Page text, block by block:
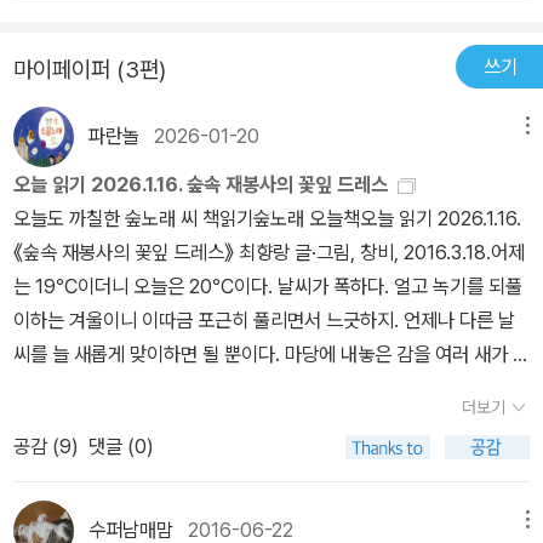
ㄹㄴ《숲속 재봉사의 꽃잎 드레스》(최향랑, 창비, 2016)옷 만들기를
아주 좋아하는 재봉사가 살았어요→ 옷짓기를 즐기는 바늘잡이가 살
아요→ 옷짓기를 사랑하는 바늘꾼이 살아요→ 늘 옷을 짓는 바늘지기
가 살아요→ 노상 옷을 짓는 바늘바치가 살아요1쪽무슨 색깔 옷을 입
을까→ 무슨 빛깔 옷을 입을까3쪽깔깔깔 웃음이 나게 해→ 깔깔깔 웃
음이 나8쪽초록색 옷을 입으면→ 푸른옷을 입으면→ 풀빛옷을 입으
면10쪽갈색 옷을 입으면 멋쟁이가 된 기분이 들어→ 흙빛 옷을 입으
면 멋쟁이라고 느껴→ 나무빛 옷을 입으면 멋쟁이 같아→ 도토리빛
옷을 입으면 멋징이인 듯해14쪽분홍색 옷을 입으니까 어디선가 좋은
냄새가 나는 것 같은데→ 배롱빛 옷을 입으니까 어디서 향긋 냄새가
8쪽매일매일 입고 싶은 옷이 달라져→ 날마다 입고 싶은 옷이 달라→
입고 싶은 옷이 늘 바뀌어21쪽글 : 숲노래·파란놀(최종규). 낱말책을
쓴다. 《풀꽃나무 들숲노래 동시 따라쓰기》, 《새로 쓰는 말밑 꾸러미
사전》, 《미래세대를 위한 우리말과 문해력》, 《들꽃내음 따라 걷다가
마이페이퍼 (3편) 쓰기
파란놀 2026-01-20
오늘 읽기 2026.1.16. 숲속 재봉사의 꽃잎 드레스
오늘도 까칠한 숲노래 씨 책읽기숲노래 오늘책오늘 읽기 2026.1.16.
《숲속 재봉사의 꽃잎 드레스》 최향랑 글·그림, 창비, 2016.3.18.어제
는 19℃이더니 오늘은 20℃이다. 날씨가 폭하다. 얼고 녹기를 되풀
이하는 겨울이니 이따금 포근히 풀리면서 느긋하지. 언제나 다른 날
씨를 늘 새롭게 맞이하면 될 뿐이다. 마당에 내놓은 감을 여러 새가 돌
입, 저마다 조금조금 누린다. 감 한 알이면 뭇새가 즐겁다. ‘광주·전
라’를 한묶음으로 하면 나라에서 20조 원을 베푼다고 떠들썩하고,
‘광주시장 이름’으로 ‘전남 고흥 시골내기’인 나한테까지 ‘통합행정 이
루겠다’는 뜻을 밝히는 손전화 쪽글이 난데없이 온다. 그들은 내 손전
더보기
공감 (9) 댓글 (0)
수퍼남매맘 2016-06-22